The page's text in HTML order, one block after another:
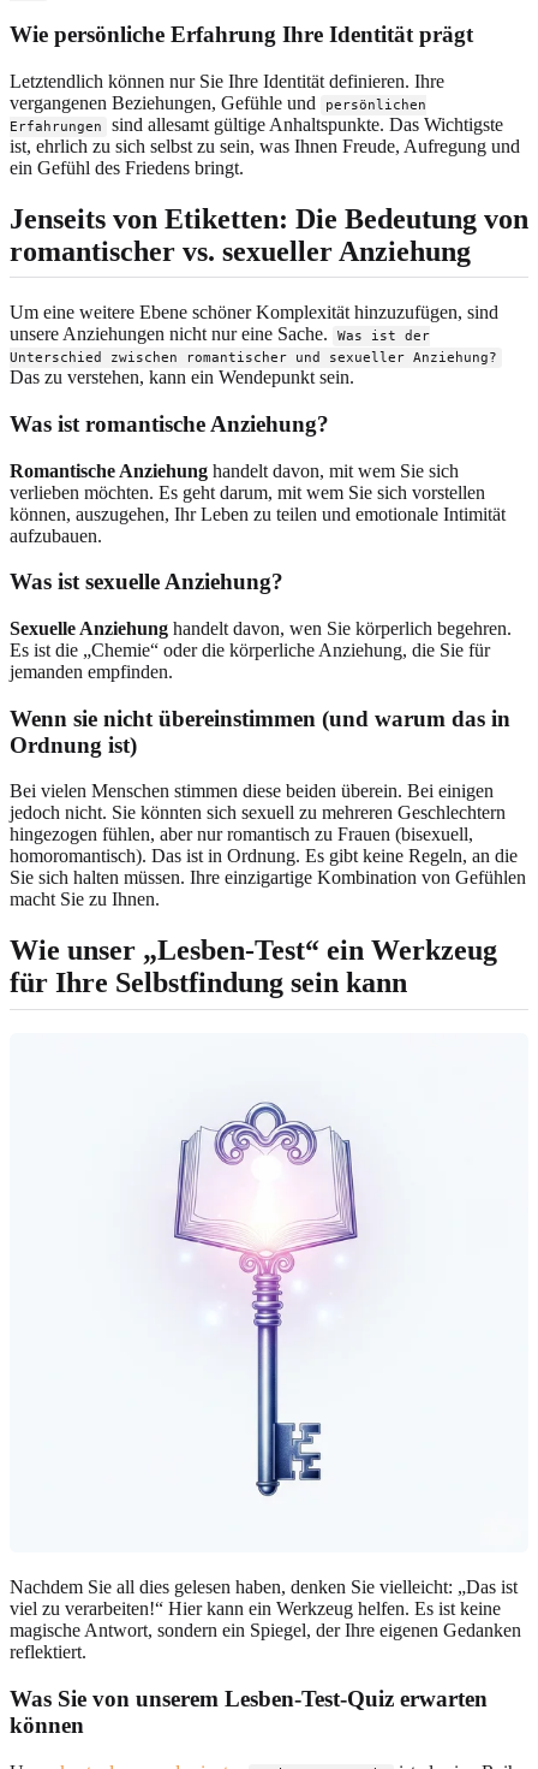
Wie persönliche Erfahrung Ihre Identität prägt
Letztendlich können nur Sie Ihre Identität definieren. Ihre
vergangenen Beziehungen, Gefühle und
persönlichen
Erfahrungen
sind allesamt gültige Anhaltspunkte. Das Wichtigste
ist, ehrlich zu sich selbst zu sein, was Ihnen Freude, Aufregung und
ein Gefühl des Friedens bringt.
Jenseits von Etiketten: Die Bedeutung von
romantischer vs. sexueller Anziehung
Um eine weitere Ebene schöner Komplexität hinzuzufügen, sind
unsere Anziehungen nicht nur eine Sache.
Was ist der
Unterschied zwischen romantischer und sexueller Anziehung?
Das zu verstehen, kann ein Wendepunkt sein.
Was ist romantische Anziehung?
Romantische Anziehung handelt davon, mit wem Sie sich
verlieben möchten. Es geht darum, mit wem Sie sich vorstellen
können, auszugehen, Ihr Leben zu teilen und emotionale Intimität
aufzubauen.
Was ist sexuelle Anziehung?
Sexuelle Anziehung handelt davon, wen Sie körperlich begehren.
Es ist die „Chemie“ oder die körperliche Anziehung, die Sie für
jemanden empfinden.
Wenn sie nicht übereinstimmen (und warum das in
Ordnung ist)
Bei vielen Menschen stimmen diese beiden überein. Bei einigen
jedoch nicht. Sie könnten sich sexuell zu mehreren Geschlechtern
hingezogen fühlen, aber nur romantisch zu Frauen (bisexuell,
homoromantisch). Das ist in Ordnung. Es gibt keine Regeln, an die
Sie sich halten müssen. Ihre einzigartige Kombination von Gefühlen
macht Sie zu Ihnen.
Wie unser „Lesben-Test“ ein Werkzeug
für Ihre Selbstfindung sein kann
Nachdem Sie all dies gelesen haben, denken Sie vielleicht: „Das ist
viel zu verarbeiten!“ Hier kann ein Werkzeug helfen. Es ist keine
magische Antwort, sondern ein Spiegel, der Ihre eigenen Gedanken
reflektiert.
Was Sie von unserem Lesben-Test-Quiz erwarten
können